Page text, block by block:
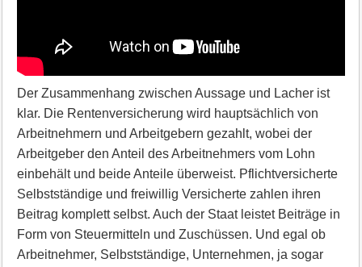
Der Zusammenhang zwischen Aussage und Lacher ist
klar. Die Rentenversicherung wird hauptsächlich von
Arbeitnehmern und Arbeitgebern gezahlt, wobei der
Arbeitgeber den Anteil des Arbeitnehmers vom Lohn
einbehält und beide Anteile überweist. Pflichtversicherte
Selbstständige und freiwillig Versicherte zahlen ihren
Beitrag komplett selbst. Auch der Staat leistet Beiträge in
Form von Steuermitteln und Zuschüssen. Und egal ob
Arbeitnehmer, Selbstständige, Unternehmen, ja sogar